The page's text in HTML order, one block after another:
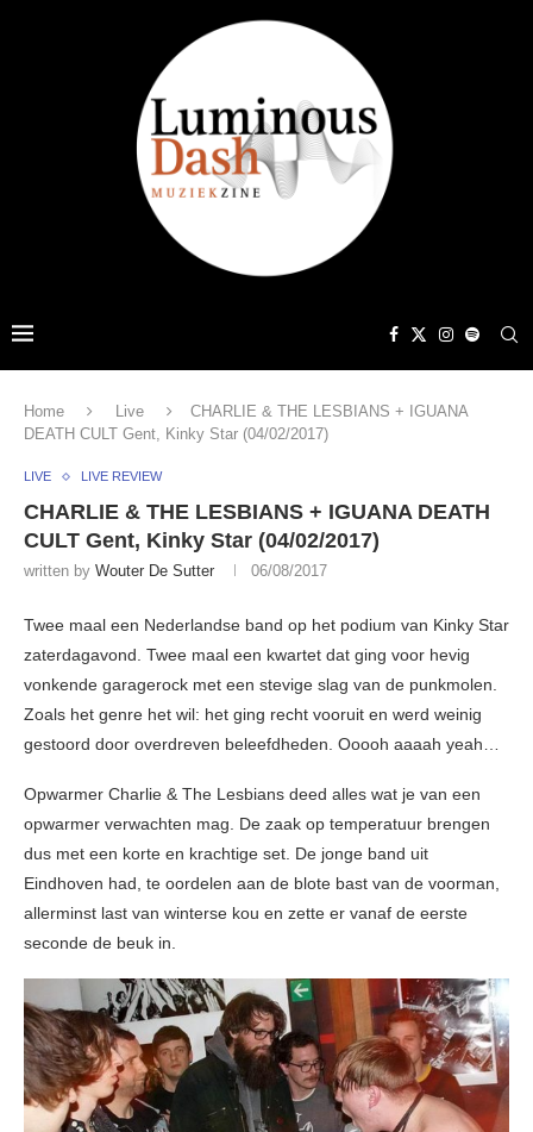
Home Live
CHARLIE & THE LESBIANS + IGUANA
DEATH CULT Gent, Kinky Star (04/02/2017)
LIVE LIVE REVIEW
CHARLIE & THE LESBIANS + IGUANA DEATH
CULT Gent, Kinky Star (04/02/2017)
written by Wouter De Sutter 06/08/2017
Twee maal een Nederlandse band op het podium van Kinky Star
zaterdagavond. Twee maal een kwartet dat ging voor hevig
vonkende garagerock met een stevige slag van de punkmolen.
Zoals het genre het wil: het ging recht vooruit en werd weinig
gestoord door overdreven beleefdheden. Ooooh aaaah yeah…
Opwarmer Charlie & The Lesbians deed alles wat je van een
opwarmer verwachten mag. De zaak op temperatuur brengen
dus met een korte en krachtige set. De jonge band uit
Eindhoven had, te oordelen aan de blote bast van de voorman,
allerminst last van winterse kou en zette er vanaf de eerste
seconde de beuk in.